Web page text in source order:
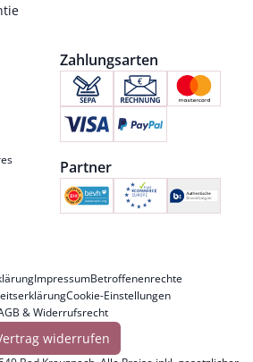
Zahlungsarten
Partner
ImpressumBetroffenenrechte
Cookie-Einstellungen
& Widerrufsrecht
widerrufen